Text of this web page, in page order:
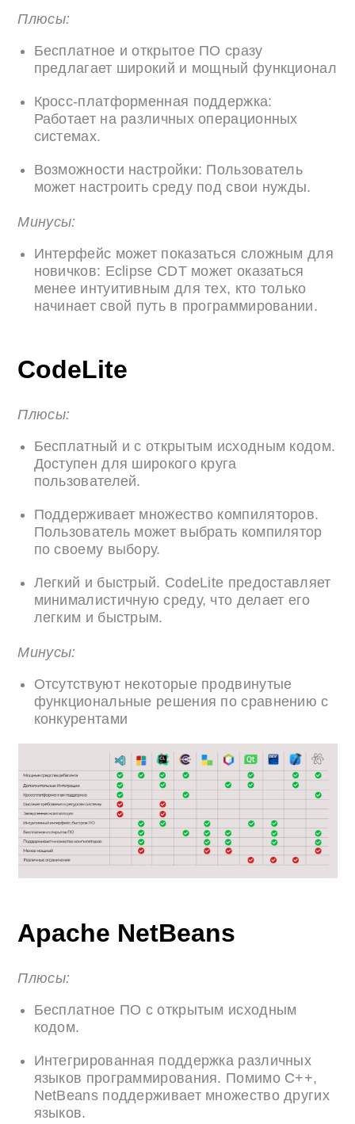
Плюсы:
Бесплатное и открытое ПО сразу
предлагает широкий и мощный функционал
Кросс-платформенная поддержка:
Работает на различных операционных
системах.
Возможности настройки: Пользователь
может настроить среду под свои нужды.
Минусы:
Интерфейс может показаться сложным для
новичков: Eclipse CDT может оказаться
менее интуитивным для тех, кто только
начинает свой путь в программировании.
CodeLite
Плюсы:
Бесплатный и с открытым исходным кодом.
Доступен для широкого круга
пользователей.
Поддерживает множество компиляторов.
Пользователь может выбрать компилятор
по своему выбору.
Легкий и быстрый. CodeLite предоставляет
минималистичную среду, что делает его
легким и быстрым.
Минусы:
Отсутствуют некоторые продвинутые
функциональные решения по сравнению с
конкурентами
Apache NetBeans
Плюсы:
Бесплатное ПО с открытым исходным
кодом.
Интегрированная поддержка различных
языков программирования. Помимо C++,
NetBeans поддерживает множество других
языков.